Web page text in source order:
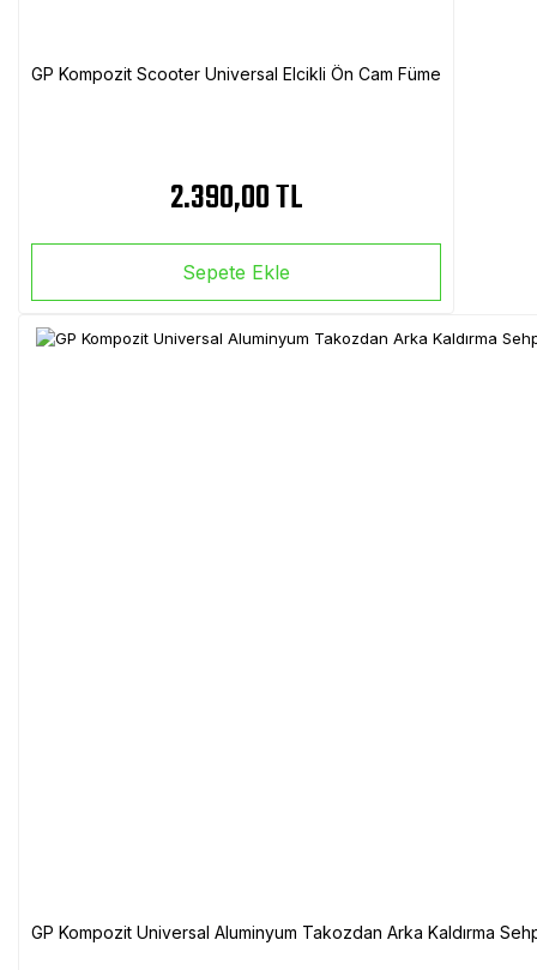
GP Kompozit Scooter Universal Elcikli Ön Cam Füme
2.390,00 TL
Sepete Ekle
GP Kompozit Universal Aluminyum Takozdan Arka Kaldırma